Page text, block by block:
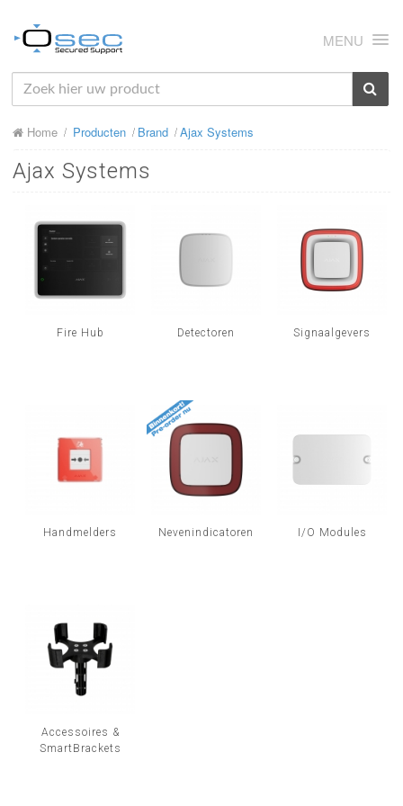
MENU
HOME
OVER ONS
NIEUWS
SUPPORT
RMA
MIJN OSEC
Home Producten Brand Ajax Systems
Ajax Systems
Fire Hub Detectoren Signaalgevers
Handmelders Nevenindicatoren I/O Modules
Accessoires &
SmartBrackets